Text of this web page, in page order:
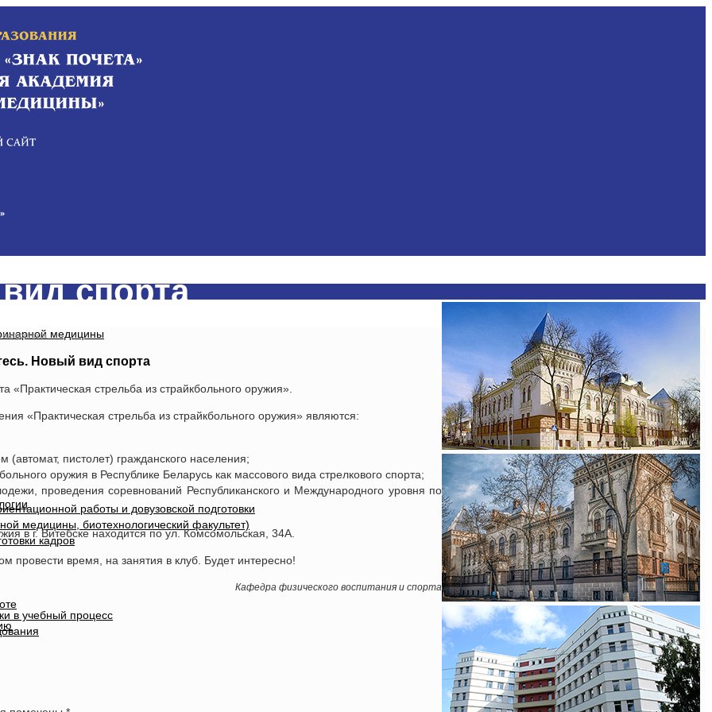
медицины
работы и довузовской подготовки
медицины, биотехнологический факультет)
кадров
в учебный процесс
спорта
спорта
Новый вид спорта
стрельба из страйкбольного оружия».
«Практическая стрельба из страйкбольного оружия» являются:
пистолет) гражданского населения;
оружия в Республике Беларусь как массового вида стрелкового спорта;
проведения соревнований Республиканского и Международного уровня по
в г. Витебске находится по ул. Комсомольская, 34А.
провести время, на занятия в клуб. Будет интересно!
Кафедра физического воспитания и спорта